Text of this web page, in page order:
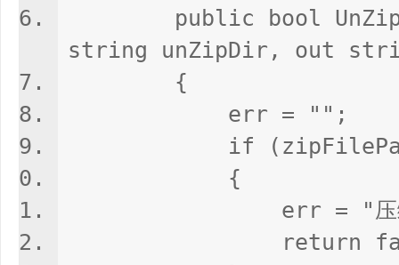
public bool
string unZipDir, out
{
err = "";
if (zipFilePath
{
err = "压缩文件
return